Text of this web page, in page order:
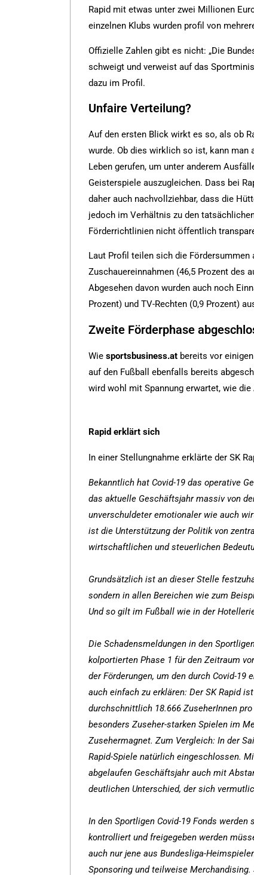
Rapid mit etwas unter zwei Millionen
einzelnen Klubs wurden profil von
Offizielle Zahlen gibt es nicht: „Die
schweigt und verweist auf das
dazu im Profil.
Unfaire Verteilung?
Auf den ersten Blick wirkt es so, als ob
wurde. Ob dies wirklich so ist, kann
Leben gerufen, um unter anderem
Geisterspiele auszugleichen. Dass bei
daher auch nachvollziehbar, dass die
jedoch im Verhältnis zu den
Förderrichtlinien nicht öffentlich
Laut Profil teilen sich die
Zuschauereinnahmen (46,5 Prozent des
Abgesehen davon wurden auch noch
Prozent) und TV-Rechten (0,9 Prozent)
Zweite Förderphase
Wiesportsbusiness.at bereits vor
auf den Fußball ebenfalls bereits
wird wohl mit Spannung erwartet, wie
Rapid erklärt sich
In einer Stellungnahme erklärte der SK
Bekanntlich hat Covid-19 das operative
das aktuelle Geschäftsjahr massiv von
unverschuldeter emotionaler wie auch
ist die Unterstützung der Politik von
wirtschaftlichen und steuerlichen
Grundsätzlich ist an dieser Stelle
sondern in allen Bereichen wie zum
Und so gilt im Fußball wie in der
Die Schadensmeldungen in den
kolportierten Phase 1 für den Zeitraum
der Förderungen, um den durch Covid-
auch einfach zu erklären: Der SK Rapid
durchschnittlich 18.666 ZuseherInnen
besonders Zuseher-starken Spielen im
Zusehermagnet. Zum Vergleich: In der
Rapid-Spiele natürlich eingeschlossen.
abgelaufen Geschäftsjahr auch mit
deutlichen Unterschied, der sich
In den Sportligen Covid-19 Fonds
kontrolliert und freigegeben werden
auch nur jene aus Bundesliga-
Sponsoring und teilweise